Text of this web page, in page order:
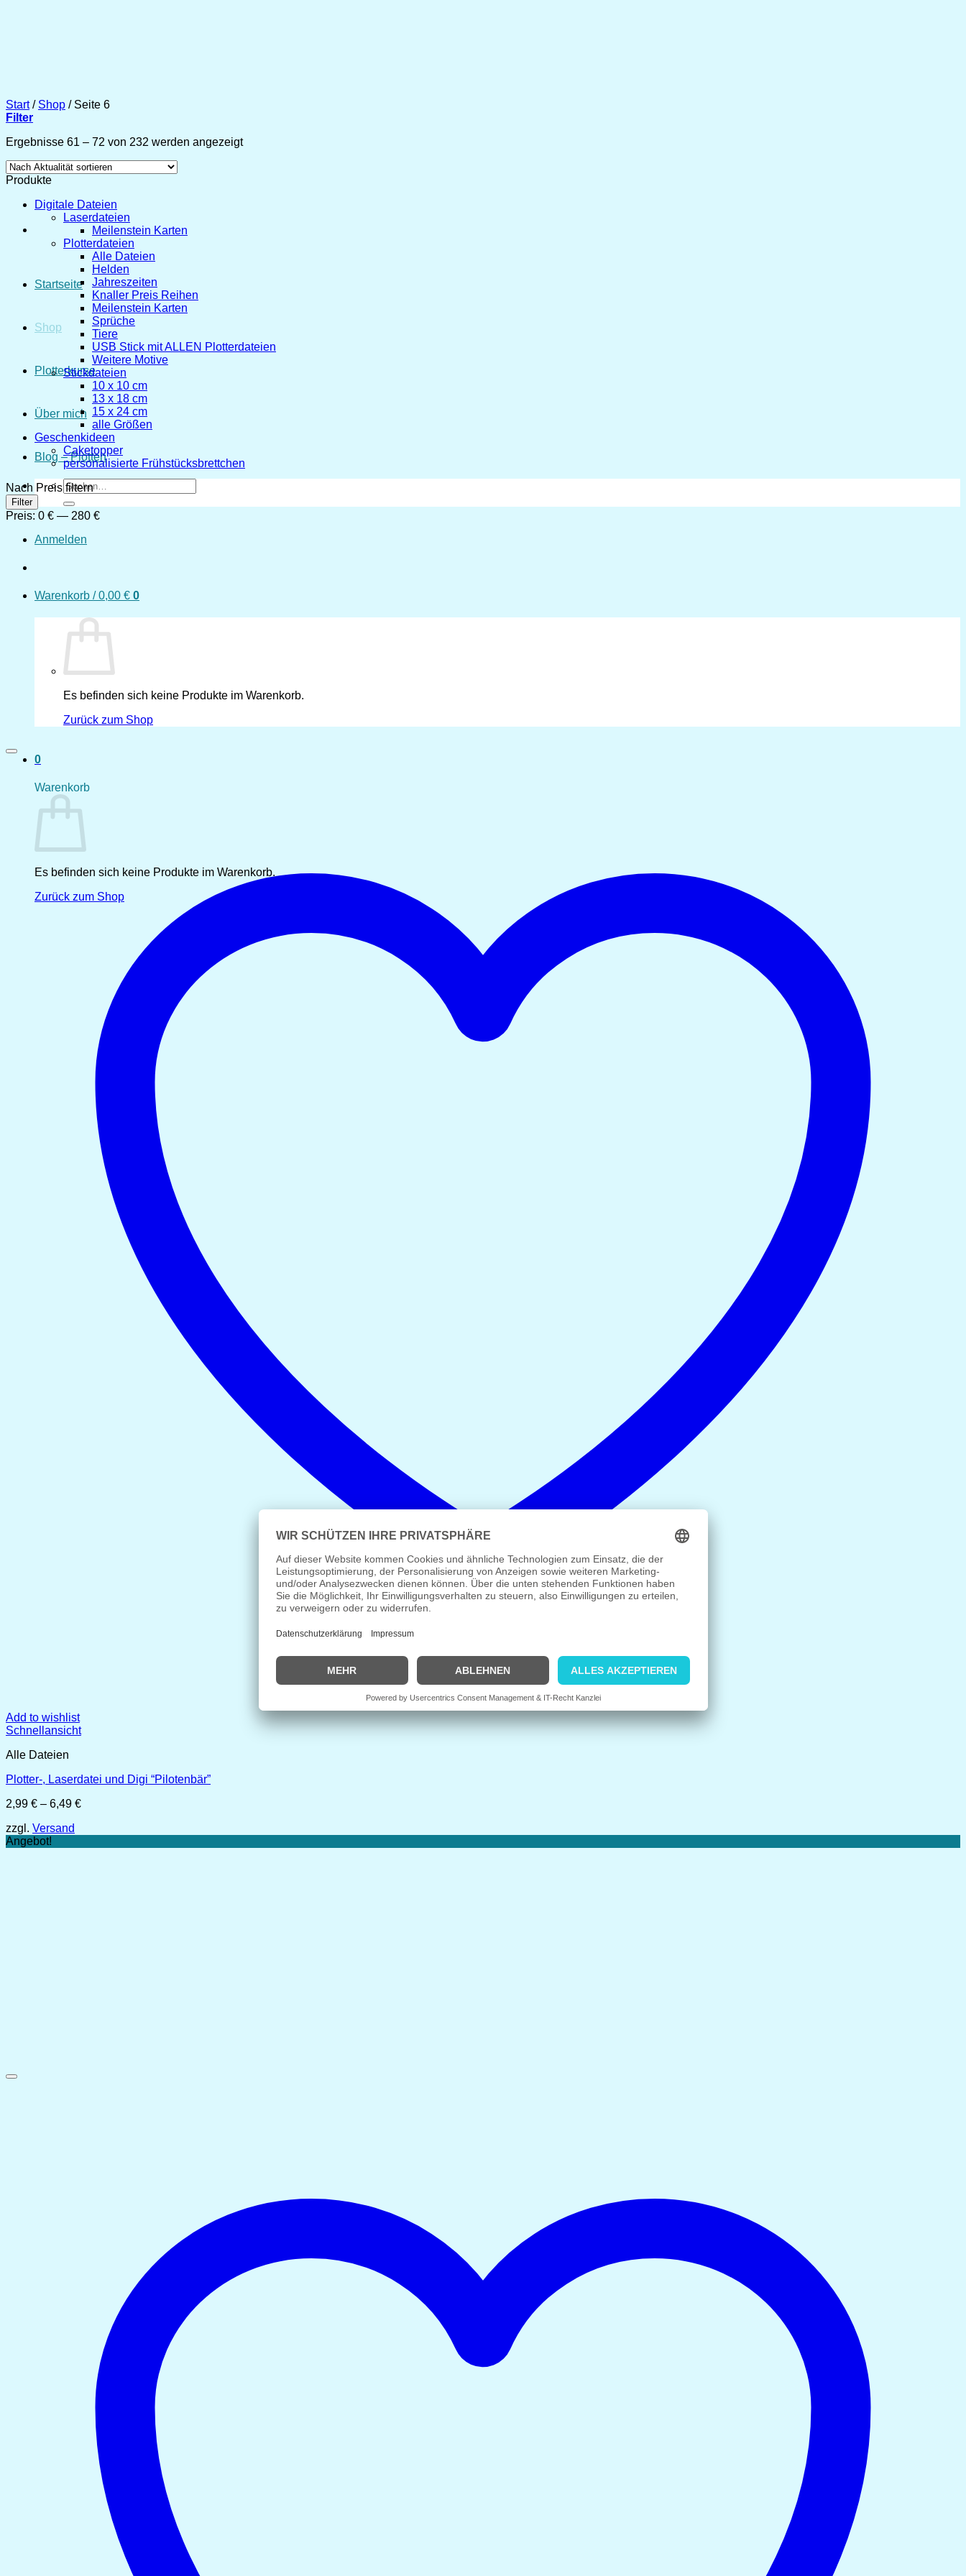
Startseite
Shop
Plotterkurse
Über mich
Blog – Plotten
Suchen
nach:
Anmelden
Warenkorb /0,00 € 0
Es befinden sich keine Produkte im Warenkorb.
Zurück zum Shop
0
Warenkorb
Es befinden sich keine Produkte im Warenkorb.
Zurück zum Shop
Start / Shop /Seite 6
Filter
Ergebnisse 61 – 72 von 232 werden angezeigtNach
Produkte
Digitale Dateien
Laserdateien
Meilenstein Karten
Plotterdateien
Alle Dateien
Helden
Jahreszeiten
Knaller Preis Reihen
Meilenstein Karten
Sprüche
Tiere
USB Stick mit ALLEN Plotterdateien
Weitere Motive
Stickdateien
10 x 10 cm
13 x 18 cm
15 x 24 cm
alle Größen
Geschenkideen
Caketopper
personalisierte Frühstücksbrettchen
Nach Preis filtern
Min.
Preis
Max.
Preis
Filter
Preis: 0 € — 280 €
Add to wishlist
Schnellansicht
Alle Dateien
Plotter-, Laserdatei und Digi “Pilotenbär”
2,99 € – 6,49 €Preisspanne:
zzgl. Versand
Angebot!